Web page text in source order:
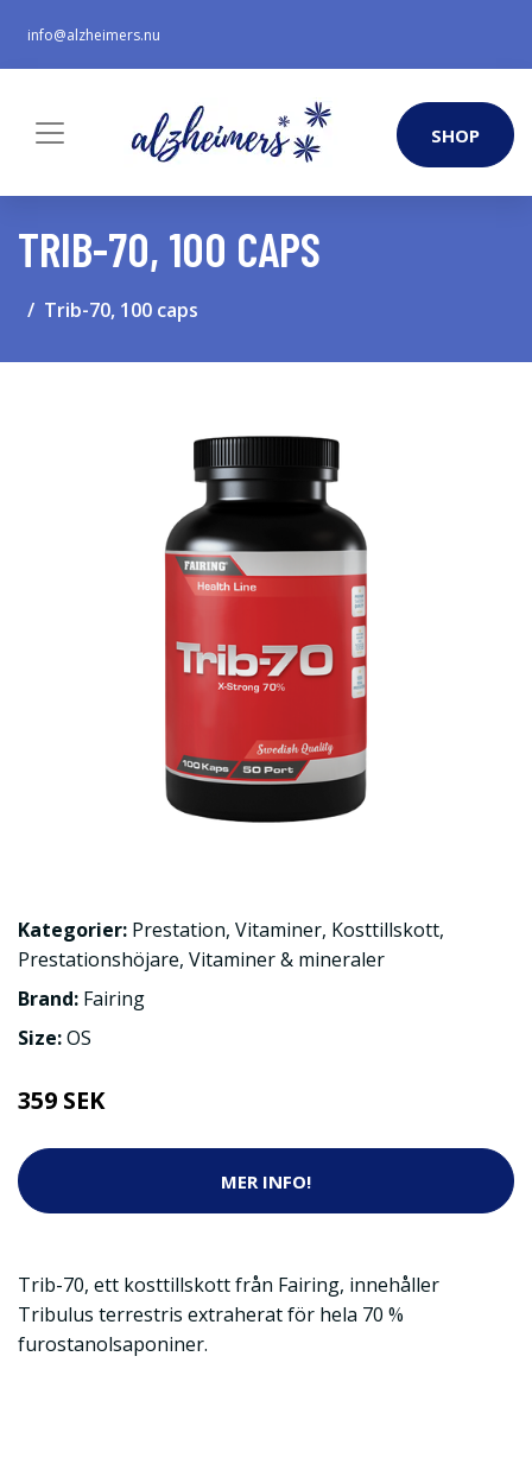
info@alzheimers.nu
SHOP
TRIB-70, 100 CAPS
Trib-70, 100 caps
Kategorier: Prestation, Vitaminer, Kosttillskott,
Prestationshöjare, Vitaminer & mineraler
Brand: Fairing
Size:OS
359 SEK
MER INFO!
Trib-70, ett kosttillskott från Fairing, innehåller
Tribulus terrestris extraherat för hela 70 %
furostanolsaponiner.